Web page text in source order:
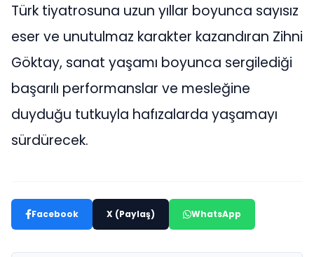
Türk tiyatrosuna uzun yıllar boyunca sayısız
eser ve unutulmaz karakter kazandıran Zihni
Göktay, sanat yaşamı boyunca sergilediği
başarılı performanslar ve mesleğine
duyduğu tutkuyla hafızalarda yaşamayı
sürdürecek.
Facebook X (Paylaş) WhatsApp